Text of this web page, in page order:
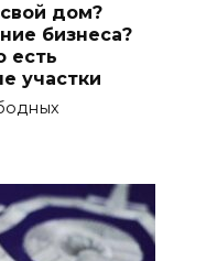
дом?
бизнеса?
есть
участки